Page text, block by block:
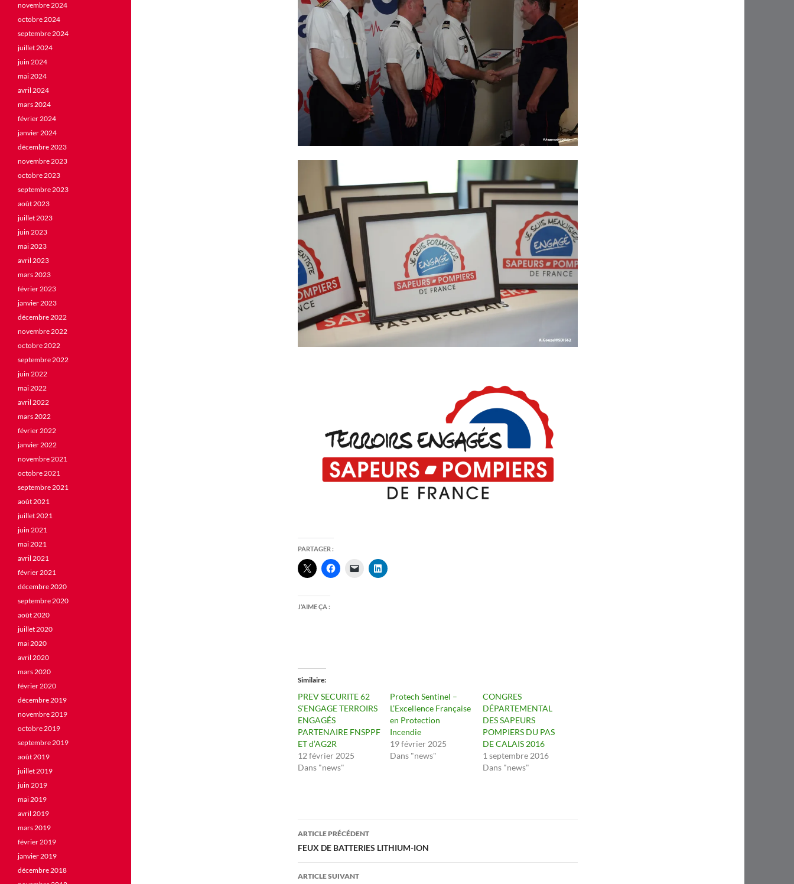
PARTAGER :
J’AIME ÇA :
Similaire
PREV SECURITE 62
S’ENGAGE TERROIRS
ENGAGÉS
PARTENAIRE FNSPPF
ET d’AG2R
12 février 2025
Dans "news"
Protech Sentinel –
L’Excellence Française
en Protection
Incendie
19 février 2025
Dans "news"
CONGRES
DÉPARTEMENTAL
DES SAPEURS
POMPIERS DU PAS
DE CALAIS 2016
1 septembre 2016
Dans "news"
Navigation
des
articles
ARTICLE PRÉCÉDENT
FEUX DE BATTERIES LITHIUM-ION
ARTICLE SUIVANT
novembre 2024
octobre 2024
septembre 2024
juillet 2024
juin 2024
mai 2024
avril 2024
mars 2024
février 2024
janvier 2024
décembre 2023
novembre 2023
octobre 2023
septembre 2023
août 2023
juillet 2023
juin 2023
mai 2023
avril 2023
mars 2023
février 2023
janvier 2023
décembre 2022
novembre 2022
octobre 2022
septembre 2022
juin 2022
mai 2022
avril 2022
mars 2022
février 2022
janvier 2022
novembre 2021
octobre 2021
septembre 2021
août 2021
juillet 2021
juin 2021
mai 2021
avril 2021
février 2021
décembre 2020
septembre 2020
août 2020
juillet 2020
mai 2020
avril 2020
mars 2020
février 2020
décembre 2019
novembre 2019
octobre 2019
septembre 2019
août 2019
juillet 2019
juin 2019
mai 2019
avril 2019
mars 2019
février 2019
janvier 2019
décembre 2018